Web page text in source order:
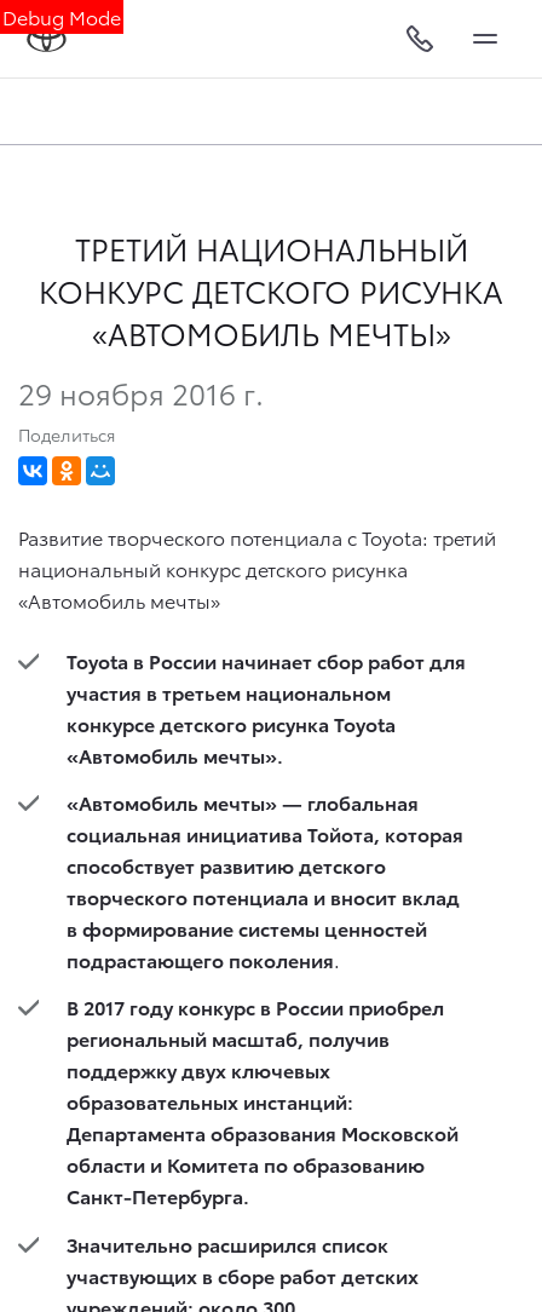
Debug Mode
ТРЕТИЙ НАЦИОНАЛЬНЫЙ
КОНКУРС ДЕТСКОГО РИСУНКА
«АВТОМОБИЛЬ МЕЧТЫ»
29 ноября 2016 г.
Поделиться
Развитие творческого потенциала с Toyota: третий
национальный конкурс детского рисунка
«Автомобиль мечты»
Toyota в России начинает сбор работ для
участия в третьем национальном
конкурсе детского рисунка Toyota
«Автомобиль мечты».
«Автомобиль мечты» — глобальная
социальная инициатива Тойота, которая
способствует развитию детского
творческого потенциала и вносит вклад
в формирование системы ценностей
подрастающего поколения.
В 2017 году конкурс в России приобрел
региональный масштаб, получив
поддержку двух ключевых
образовательных инстанций:
Департамента образования Московской
области и Комитета по образованию
Санкт-Петербурга.
Значительно расширился список
участвующих в сборе работ детских
учреждений: около 300